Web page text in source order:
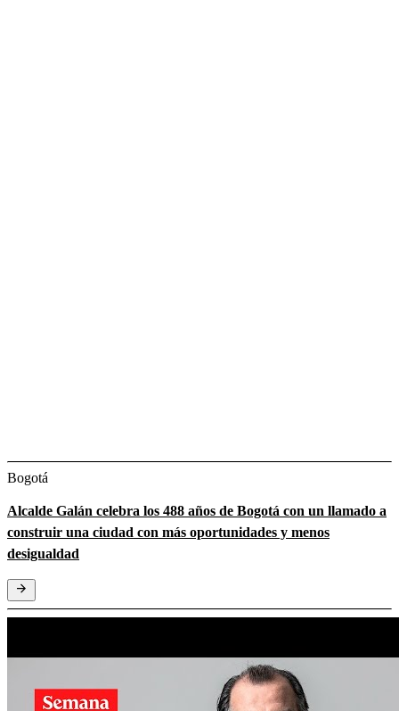
Bogotá
Alcalde Galán celebra los 488 años de Bogotá con un llamado a
construir una ciudad con más oportunidades y menos
desigualdad